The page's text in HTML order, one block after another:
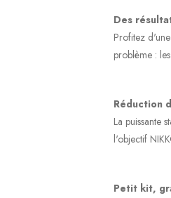
Des
Profitez
problème :
Réduction
La puissante
l'objectif
Petit kit,